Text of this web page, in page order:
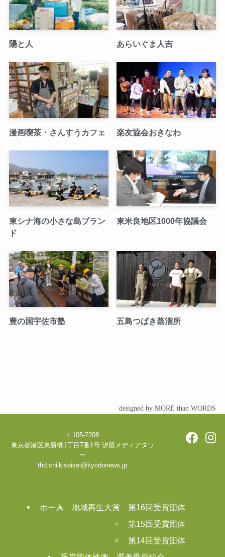
陽と人 あらいぐま人吉
漫画喫茶・さんすうカフェ 楽友協会おきなわ
東シナ海の小さな島ブラン
ド
東米良地区1000年協議会
豊の国宇佐市塾 五島つばき蒸溜所
designed by MORE than WORDS
〒105-7208
東京都港区東新橋1丁目7番1号 汐留メディアタワ
ー
thd.chiikisaisei@kyodonews.jp
ホーム 地域再生大賞
第16回受賞団体
第15回受賞団体
第14回受賞団体